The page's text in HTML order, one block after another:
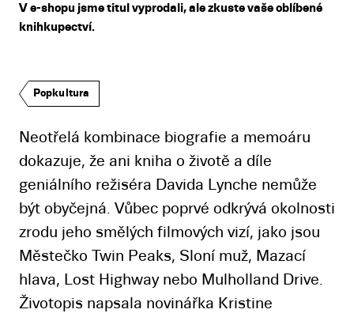
Popkultura
Neotřelá kombinace biografie a memoáru
dokazuje, že ani kniha o životě a díle
geniálního režiséra Davida Lynche nemůže
být obyčejná. Vůbec poprvé odkrývá okolnosti
zrodu jeho smělých filmových vizí, jako jsou
Městečko Twin Peaks, Sloní muž, Mazací
hlava, Lost Highway nebo Mulholland Drive.
Životopis napsala novinářka Kristine
V e-shopu jsme titul vyprodali, ale zkuste vaše oblíbené
knihkupectví.